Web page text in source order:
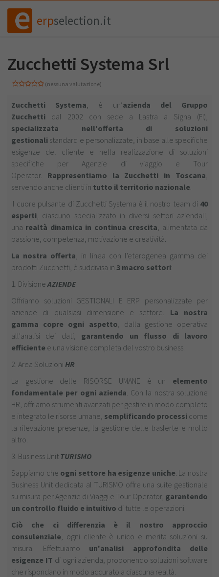
erpselection.it
Zucchetti Systema Srl
(nessuna valutazione)
Zucchetti Systema, è un’azienda del Gruppo
Zucchetti dal 2002 con sede a Lastra a Signa (FI),
specializzata nell'offerta di soluzioni
gestionali standard e personalizzate, in base alle specifiche
esigenze del cliente e nella realizzazione di soluzioni
specifiche per Agenzie di viaggio e Tour
Operator. Rappresentiamo la Zucchetti in Toscana,
servendo anche clienti in tutto il territorio nazionale.
Il cuore pulsante di Zucchetti Systema è il nostro team di 40
esperti, ciascuno specializzato in diversi settori aziendali,
una realtà dinamica in continua crescita, alimentata da
passione, competenza, motivazione e creatività.
La nostra offerta, in linea con l'eterogenea gamma dei
prodotti Zucchetti, è suddivisa in 3 macro settori:
1. DivisioneAZIENDE
Offriamo soluzioni GESTIONALI E ERP personalizzate per
aziende di qualsiasi dimensione e settore. La nostra
gamma copre ogni aspetto, dalla gestione operativa
all'analisi dei dati, garantendo un flusso di lavoro
efficiente e una visione completa del vostro business.
2. Area Soluzioni HR
La gestione delle RISORSE UMANE è un elemento
fondamentale per ogni azienda. Con la nostra soluzione
HR, offriamo strumenti avanzati per gestire in modo completo
e integrato le risorse umane, semplificando processi come
la rilevazione presenze, la gestione delle trasferte e molto
altro.
3. Business Unit TURISMO
Sappiamo che ogni settore ha esigenze uniche. La nostra
Business Unit dedicata al TURISMO offre una suite gestionale
su misura per Agenzie di Viaggi e Tour Operator, garantendo
un controllo fluido e intuitivo di tutte le operazioni.
Ciò che ci differenzia è il nostro approccio
consulenziale, ogni cliente è unico e merita soluzioni su
misura. Effettuiamo un'analisi approfondita delle
esigenze IT di ogni azienda, proponendo soluzioni software
che rispondano in modo accurato a ciascuna realtà.